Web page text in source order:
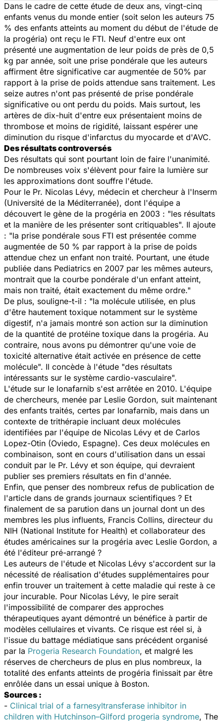
Dans le cadre de cette étude de deux ans, vingt-cinq
enfants venus du monde entier (soit selon les auteurs 75
% des enfants atteints au moment du début de l'étude de
la progéria) ont reçu le FTI. Neuf d'entre eux ont
présenté une augmentation de leur poids de près de 0,5
kg par année, soit une prise pondérale que les auteurs
affirment être significative car augmentée de 50% par
rapport à la prise de poids attendue sans traitement. Les
seize autres n'ont pas présenté de prise pondérale
significative ou ont perdu du poids. Mais surtout, les
artères de dix-huit d'entre eux présentaient moins de
thrombose et moins de rigidité, laissant espérer une
diminution du risque d'infarctus du myocarde et d'AVC.
Des résultats controversés
Des résultats qui sont pourtant loin de faire l'unanimité.
De nombreuses voix s'élèvent pour faire la lumière sur
les approximations dont souffre l'étude.
Pour le Pr. Nicolas Lévy, médecin et chercheur à l'Inserm
(Université de la Méditerranée), dont l'équipe a
découvert le gène de la progéria en 2003 : "les résultats
et la manière de les présenter sont critiquables". Il ajoute
: "la prise pondérale sous FTI est présentée comme
augmentée de 50 % par rapport à la prise de poids
attendue chez un enfant non traité. Pourtant, une étude
publiée dans Pediatrics en 2007 par les mêmes auteurs,
montrait que la courbe pondérale d'un enfant atteint,
mais non traité, était exactement du même ordre."
De plus, souligne-t-il : "la molécule utilisée, en plus
d'être hautement toxique notamment sur le système
digestif, n'a jamais montré son action sur la diminution
de la quantité de protéine toxique dans la progéria. Au
contraire, nous avons pu démontrer qu'une voie de
toxicité alternative était activée en présence de cette
molécule". Il concède à l'étude "des résultats
intéressants sur le système cardio-vasculaire".
L'étude sur le lonafarnib s'est arrêtée en 2010. L'équipe
de chercheurs, menée par Leslie Gordon, suit maintenant
des enfants traités, certes par lonafarnib, mais dans un
contexte de trithérapie incluant deux molécules
identifiées par l'équipe de Nicolas Lévy et de Carlos
Lopez-Otin (Oviedo, Espagne). Ces deux molécules en
combinaison, sont en cours d'utilisation dans un essai
conduit par le Pr. Lévy et son équipe, qui devraient
publier ses premiers résultats en fin d'année.
Enfin, que penser des nombreux refus de publication de
l'article dans de grands journaux scientifiques ? Et
finalement de sa parution dans un journal dont un des
membres les plus influents, Francis Collins, directeur du
NIH (National Institute for Health) et collaborateur des
études américaines sur la progéria avec Leslie Gordon, a
été l'éditeur pré-arrangé ?
Les auteurs de l'étude et Nicolas Lévy s'accordent sur la
nécessité de réalisation d'études supplémentaires pour
enfin trouver un traitement à cette maladie qui reste à ce
jour incurable. Pour Nicolas Lévy, le pire serait
l'impossibilité de comparer des approches
thérapeutiques ayant démontré un bénéfice à partir de
modèles cellulaires et vivants. Ce risque est réel si, à
l'issue du battage médiatique sans précédent organisé
par la Progeria Research Foundation, et malgré les
réserves de chercheurs de plus en plus nombreux, la
totalité des enfants atteints de progéria finissait par être
enrôlée dans un essai unique à Boston.
Sources :
- Clinical trial of a farnesyltransferase inhibitor in
children with Hutchinson–Gilford progeria syndrome, The